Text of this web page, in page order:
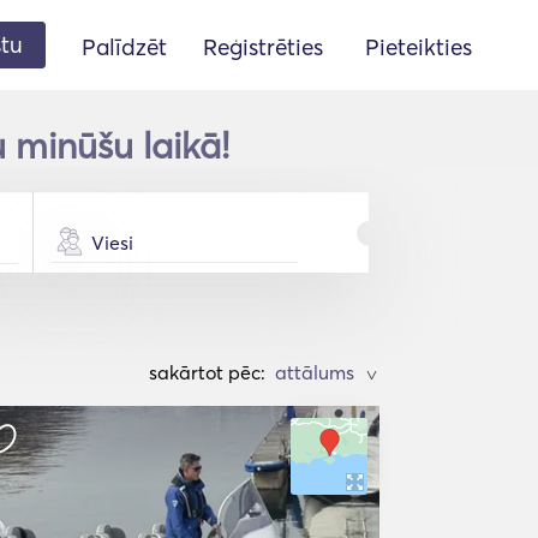
Palīdzēt Reģistrēties Pieteikties
laikā!
Viesi
sakārtot pēc: >